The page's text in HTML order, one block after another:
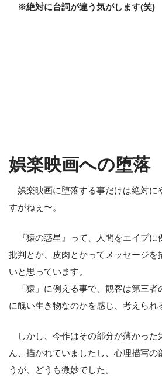
※絶対に台詞が違う気がします(笑)
娯楽映画への堕落
娯楽映画に堕落する事だけは絶対に
すがねぇ〜。
『猿の惑星』って、人間をエイプに
批判とか、皮肉とかってメッセージを
いと思っています。
「猿」に例える事で、観客は第三者
に醜い生き物なのかを感じ、考えられ
しかし、今作はその部分が薄かった
ん、描かれていましたし、心理描写の
うが、どうも微妙でした。